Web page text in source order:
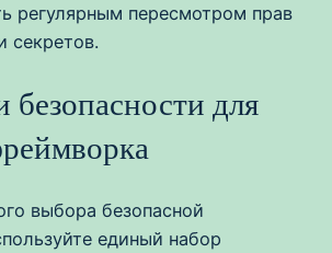
регулярным пересмотром прав
секретов.
безопасности для
выбора безопасной
единый набор